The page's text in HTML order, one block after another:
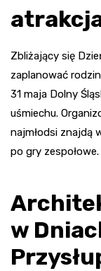
Zbliżający się
zaplanować
31 maja Dolny
uśmiechu.
najmłodsi znajdą
po gry zespołowe.
w